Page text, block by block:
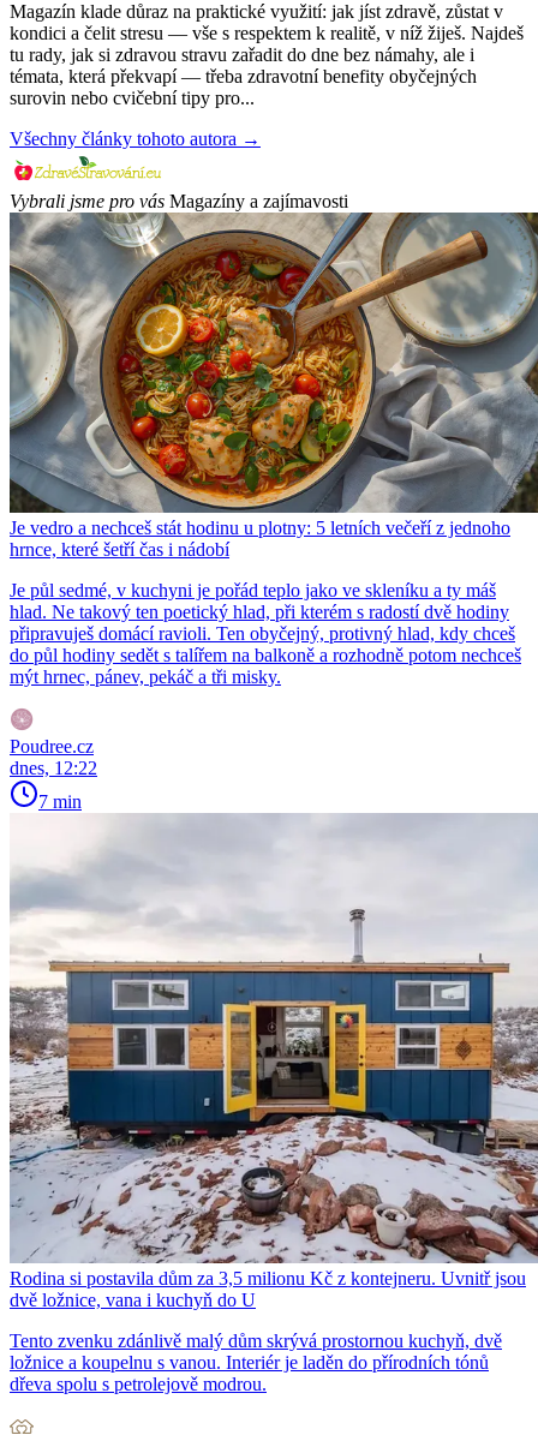
Magazín klade důraz na praktické využití: jak jíst zdravě, zůstat v
kondici a čelit stresu — vše s respektem k realitě, v níž žiješ. Najdeš
tu rady, jak si zdravou stravu zařadit do dne bez námahy, ale i
témata, která překvapí — třeba zdravotní benefity obyčejných
surovin nebo cvičební tipy pro...
Všechny články tohoto autora →
Vybrali jsme pro vás Magazíny a zajímavosti
Je vedro a nechceš stát hodinu u plotny: 5 letních večeří z jednoho
hrnce, které šetří čas i nádobí
Je půl sedmé, v kuchyni je pořád teplo jako ve skleníku a ty máš
hlad. Ne takový ten poetický hlad, při kterém s radostí dvě hodiny
připravuješ domácí ravioli. Ten obyčejný, protivný hlad, kdy chceš
do půl hodiny sedět s talířem na balkoně a rozhodně potom nechceš
mýt hrnec, pánev, pekáč a tři misky.
Poudree.cz
dnes, 12:22
7 min
Rodina si postavila dům za 3,5 milionu Kč z kontejneru. Uvnitř jsou
dvě ložnice, vana i kuchyň do U
Tento zvenku zdánlivě malý dům skrývá prostornou kuchyň, dvě
ložnice a koupelnu s vanou. Interiér je laděn do přírodních tónů
dřeva spolu s petrolejově modrou.